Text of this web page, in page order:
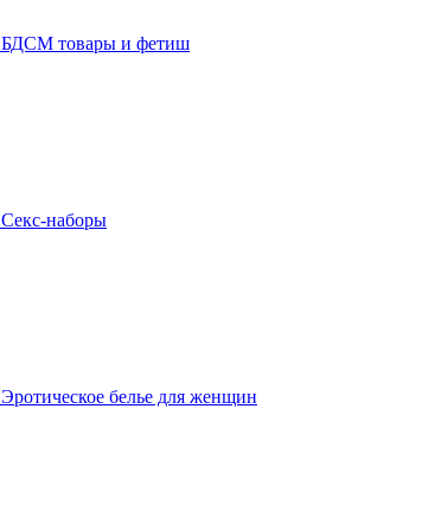
БДСМ товары и фетиш
Секс-наборы
Эротическое белье для женщин